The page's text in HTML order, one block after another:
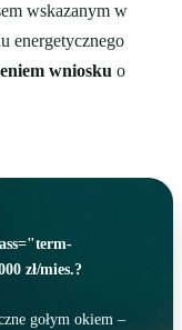
wskazanym w
energetycznego
wniosku o
zł/mies.?
gołym okiem –